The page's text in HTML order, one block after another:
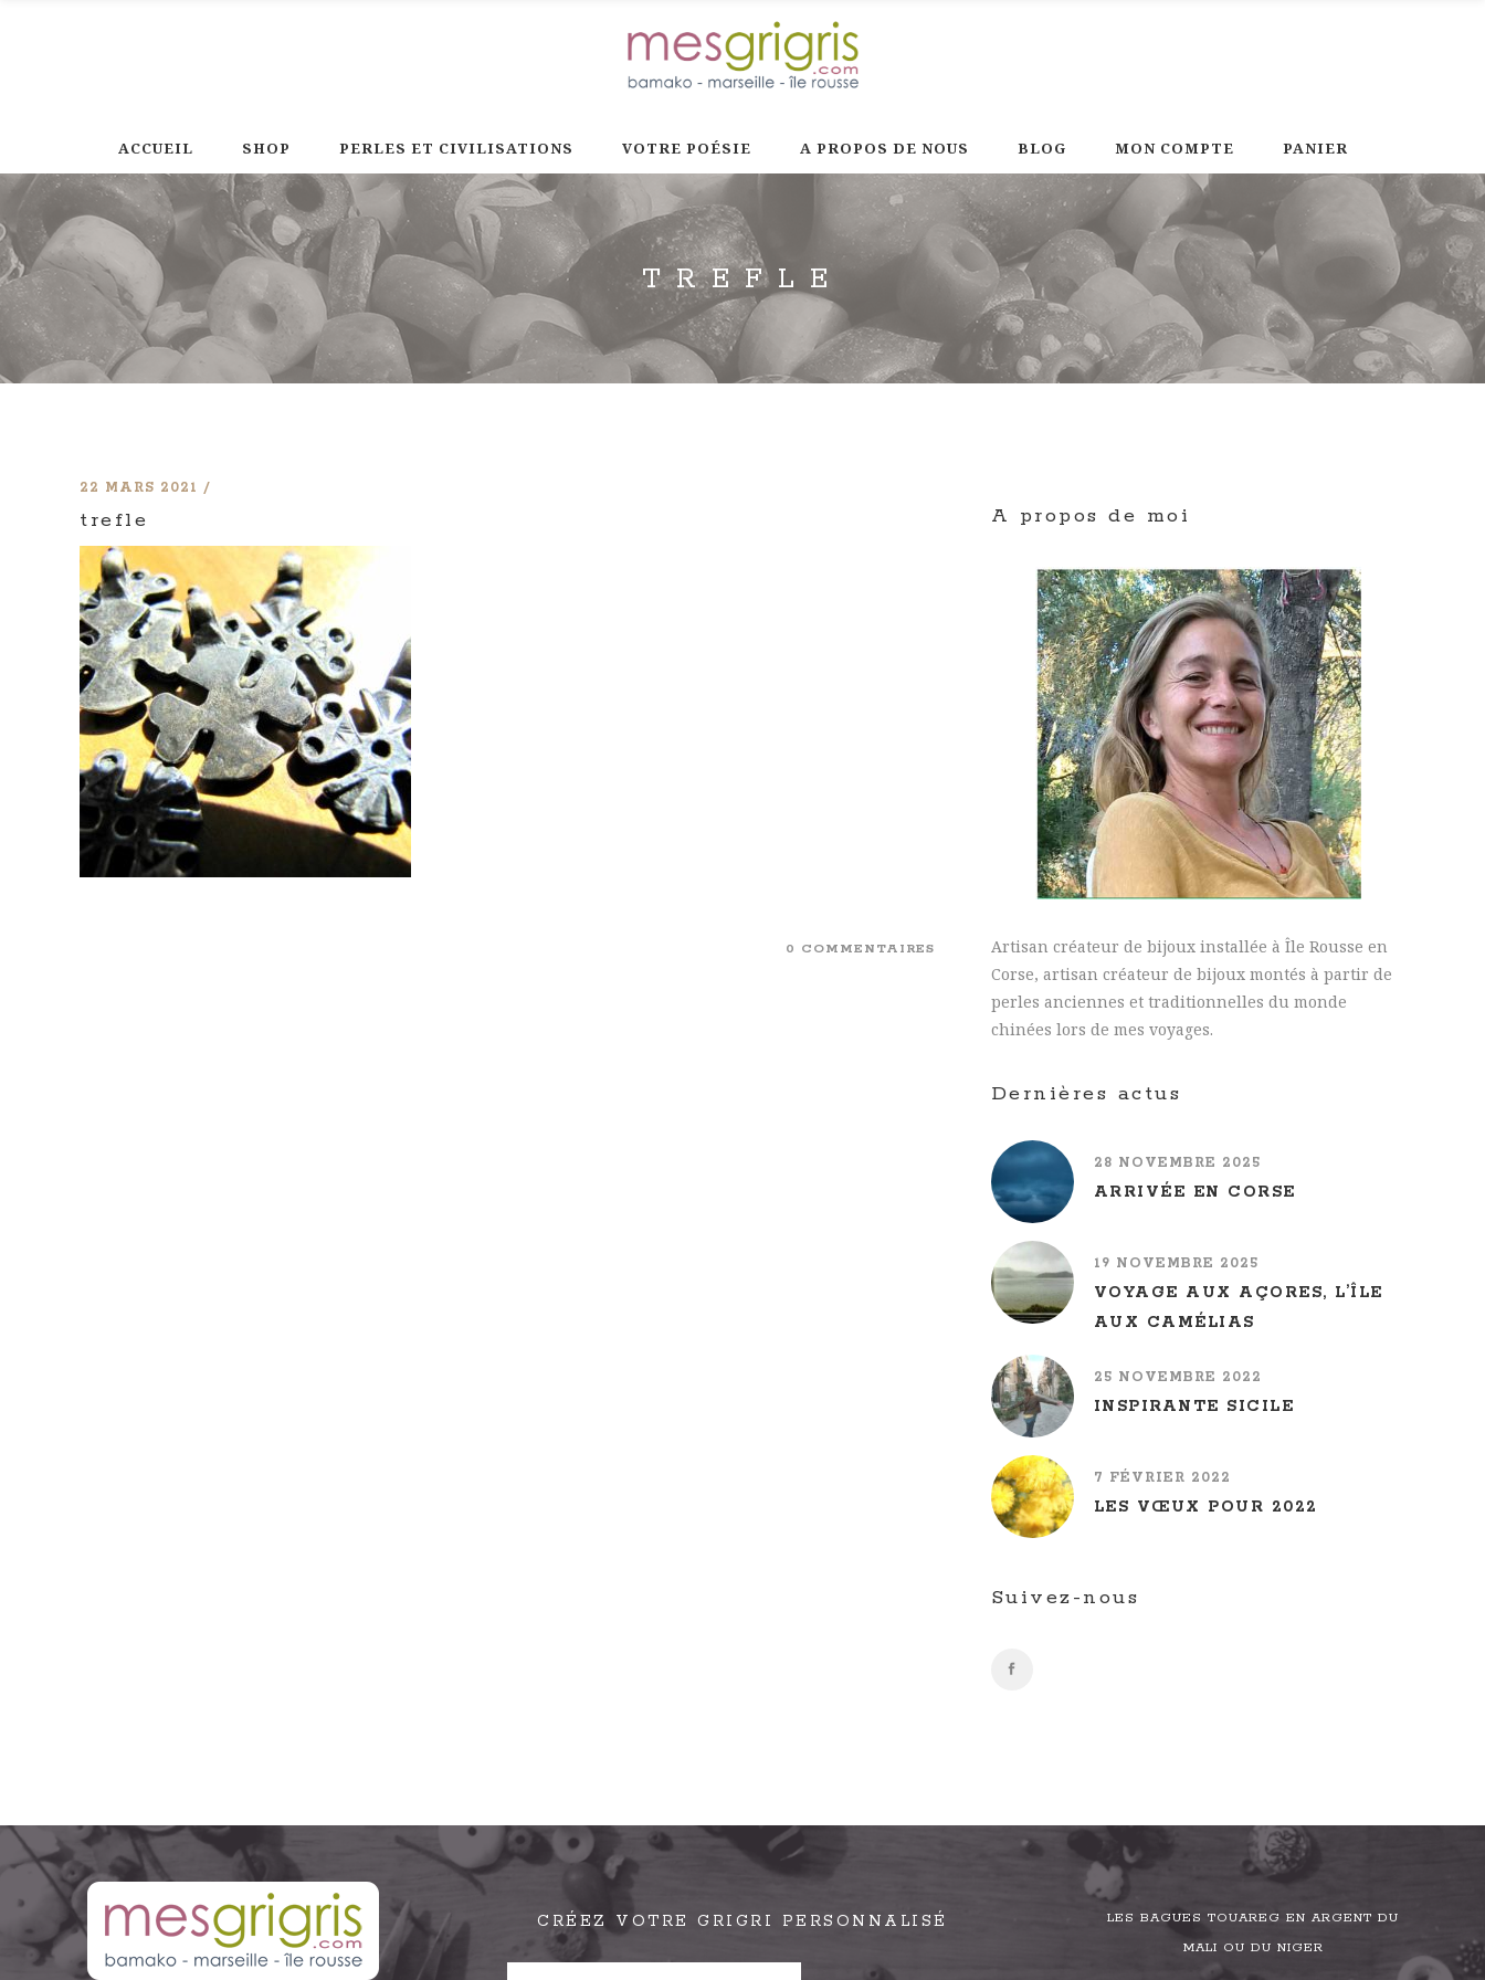
ACCUEIL SHOP PERLES ET CIVILISATIONS VOTRE POÉSIE A PROPOS DE NOUS BLOG MON COMPTE PANIER
TREFLE
22 MARS 2021
trefle
0 COMMENTAIRES
A propos de moi
Artisan créateur de bijoux installée à Île Rousse en
Corse, artisan créateur de bijoux montés à partir de
perles anciennes et traditionnelles du monde
chinées lors de mes voyages.
Dernières actus
28 NOVEMBRE 2025
ARRIVÉE EN CORSE
19 NOVEMBRE 2025
VOYAGE AUX AÇORES, L’ÎLE
AUX CAMÉLIAS
25 NOVEMBRE 2022
INSPIRANTE SICILE
7 FÉVRIER 2022
LES VŒUX POUR 2022
Suivez-nous
CRÉEZ VOTRE GRIGRI PERSONNALISÉ
LES BAGUES TOUAREG EN ARGENT DU
MALI OU DU NIGER